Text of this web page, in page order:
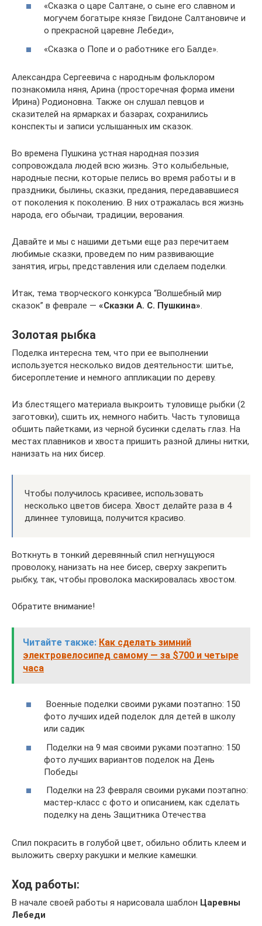
«Сказка о царе Салтане, о сыне его славном и
могучем богатыре князе Гвидоне Салтановиче и
о прекрасной царевне Лебеди»,
«Сказка о Попе и о работнике его Балде».
Александра Сергеевича с народным фольклором
познакомила няня, Арина (просторечная форма имени
Ирина) Родионовна. Также он слушал певцов и
сказителей на ярмарках и базарах, сохранились
конспекты и записи услышанных им сказок.
Во времена Пушкина устная народная поэзия
сопровождала людей всю жизнь. Это колыбельные,
народные песни, которые пелись во время работы и в
праздники, былины, сказки, предания, передававшиеся
от поколения к поколению. В них отражалась вся жизнь
народа, его обычаи, традиции, верования.
Давайте и мы с нашими детьми еще раз перечитаем
любимые сказки, проведем по ним развивающие
занятия, игры, представления или сделаем поделки.
Итак, тема творческого конкурса “Волшебный мир
сказок” в феврале — «Сказки А. С. Пушкина»
Золотая рыбка
Поделка интересна тем, что при ее выполнении
используется несколько видов деятельности: шитье,
бисероплетение и немного аппликации по дереву.
Из блестящего материала выкроить туловище рыбки (2
заготовки), сшить их, немного набить. Часть туловища
обшить пайетками, из черной бусинки сделать глаз. На
местах плавников и хвоста пришить разной длины нитки,
нанизать на них бисер.
Чтобы получилось красивее, использовать
несколько цветов бисера. Хвост делайте раза в 4
длиннее туловища, получится красиво.
Воткнуть в тонкий деревянный спил негнущуюся
проволоку, нанизать на нее бисер, сверху закрепить
рыбку, так, чтобы проволока маскировалась хвостом.
Обратите внимание!
Читайте также: Как сделать зимний
электровелосипед самому — за $700 и четыре
часа
Военные поделки своими руками поэтапно: 150
фото лучших идей поделок для детей в школу
или садик
Поделки на 9 мая своими руками поэтапно: 150
фото лучших вариантов поделок на День
Победы
Поделки на 23 февраля своими руками поэтапно:
мастер-класс с фото и описанием, как сделать
поделку на день Защитника Отечества
Спил покрасить в голубой цвет, обильно облить клеем и
выложить сверху ракушки и мелкие камешки.
Ход работы:
В начале своей работы я нарисовала шаблон Царевны
Лебеди